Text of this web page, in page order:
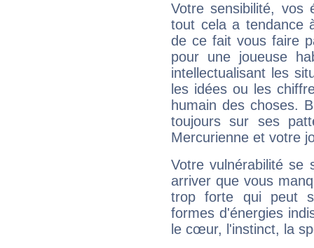
Votre sensibilité,
tout cela a tendance
de ce fait vous faire
pour une joueuse
intellectualisant les
les idées ou les
humain des choses.
toujours sur ses
Mercurienne et votre
Votre vulnérabilité se
arriver que vous
trop forte qui peut
formes d'énergies
le cœur, l'instinct, la